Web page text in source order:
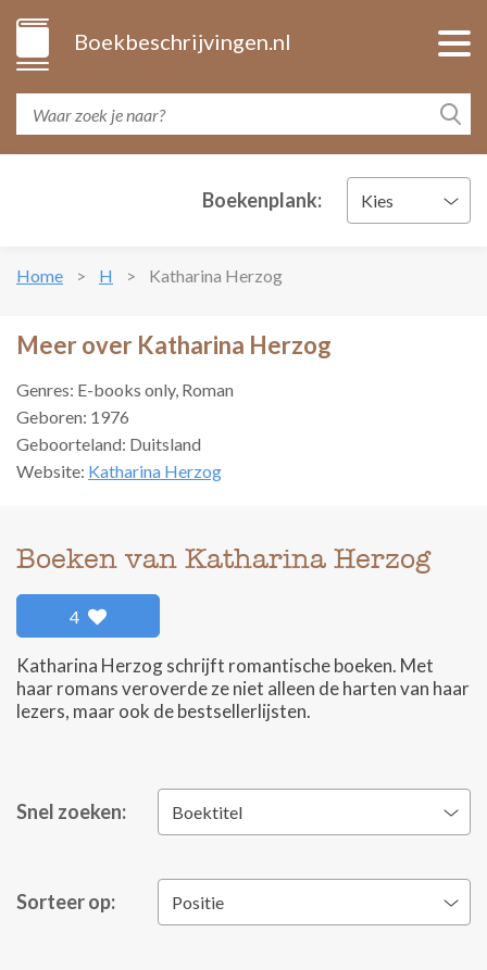
Boekbeschrijvingen.nl
Boekenplank: Kies
Home H Katharina Herzog
Meer over Katharina Herzog
Genres: E-books only, Roman
Geboren: 1976
Geboorteland: Duitsland
Website: Katharina Herzog
Boeken van Katharina Herzog
4
Katharina Herzog schrijft romantische boeken. Met
haar romans veroverde ze niet alleen de harten van haar
lezers, maar ook de bestsellerlijsten.
Snel zoeken: Boektitel
Sorteer op: Positie